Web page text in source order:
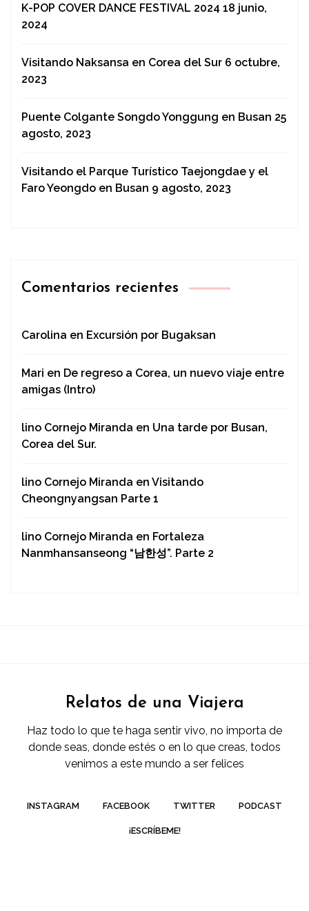
K-POP COVER DANCE FESTIVAL 2024 18 junio,
2024
Visitando Naksansa en Corea del Sur 6 octubre,
2023
Puente Colgante Songdo Yonggung en Busan 25
agosto, 2023
Visitando el Parque Turístico Taejongdae y el
Faro Yeongdo en Busan 9 agosto, 2023
Comentarios recientes
Carolina en Excursión por Bugaksan
Mari en De regreso a Corea, un nuevo viaje entre
amigas (Intro)
lino Cornejo Miranda en Una tarde por Busan,
Corea del Sur.
lino Cornejo Miranda en Visitando
Cheongnyangsan Parte 1
lino Cornejo Miranda en Fortaleza
Nanmhansanseong “남한성”. Parte 2
Relatos de una Viajera
Haz todo lo que te haga sentir vivo, no importa de
donde seas, donde estés o en lo que creas, todos
venimos a este mundo a ser felices
INSTAGRAM FACEBOOK TWITTER PODCAST
¡ESCRÍBEME!